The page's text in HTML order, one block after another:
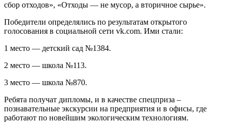
сбор отходов», «Отходы — не мусор, а вторичное сырье».
Победители определялись по результатам открытого
голосования в социальной сети vk.com. Ими стали:
1 место — детский сад №1384.
2 место — школа №113.
3 место — школа №870.
Ребята получат дипломы, и в качестве спецприза –
познавательные экскурсии на предприятия и в офисы, где
работают по новейшим экологическим технологиям.